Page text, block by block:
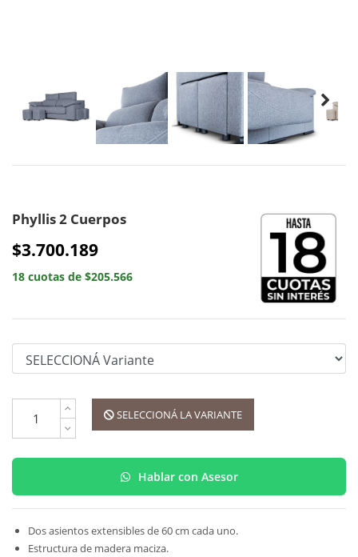
Phyllis 2 Cuerpos
$3.700.189
18 cuotas de $205.566
SELECCIONÁ LA VARIANTE
Hablar con Asesor
Dos asientos extensibles de 60 cm cada uno.
Estructura de madera maciza.